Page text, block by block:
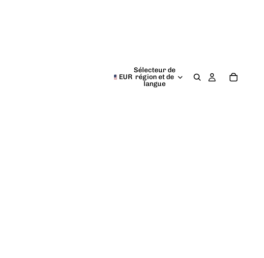
EUR
Sélecteur de
région et de
langue